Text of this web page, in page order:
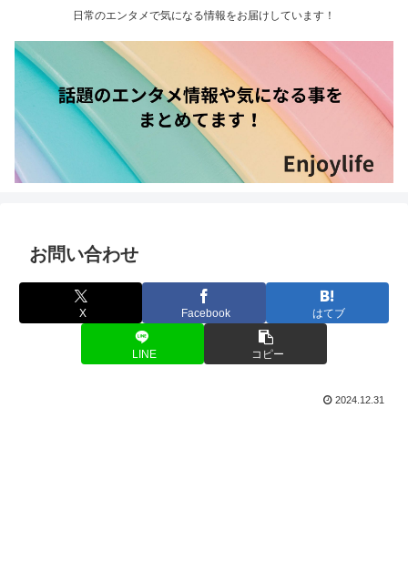
日常のエンタメで気になる情報をお届けしています！
お問い合わせ
X Facebook はてブ
LINE コピー
2024.12.31